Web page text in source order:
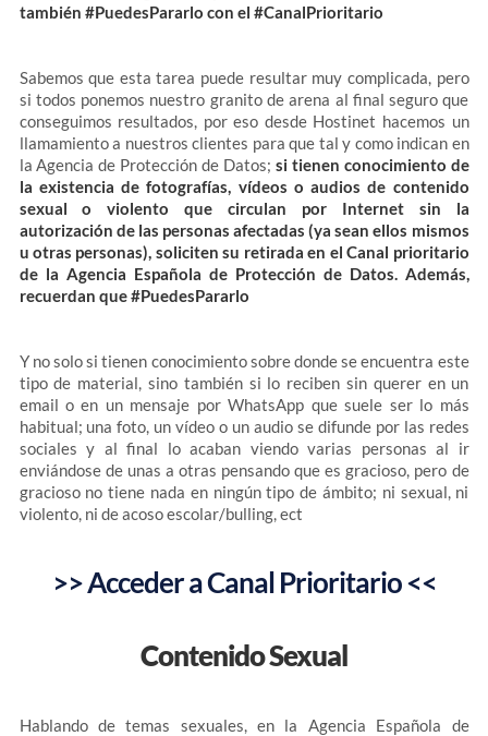
también #PuedesPararlo con el #CanalPrioritario
Sabemos que esta tarea puede resultar muy complicada, pero
si todos ponemos nuestro granito de arena al final seguro que
conseguimos resultados, por eso desde Hostinet hacemos un
llamamiento a nuestros clientes para que tal y como indican en
la Agencia de Protección de Datos; si tienen conocimiento de
la existencia de fotografías, vídeos o audios de contenido
sexual o violento que circulan por Internet sin la
autorización de las personas afectadas (ya sean ellos mismos
u otras personas), soliciten su retirada en el Canal prioritario
de la Agencia Española de Protección de Datos. Además,
recuerdan que #PuedesPararlo
Y no solo si tienen conocimiento sobre donde se encuentra este
tipo de material, sino también si lo reciben sin querer en un
email o en un mensaje por WhatsApp que suele ser lo más
habitual; una foto, un vídeo o un audio se difunde por las redes
sociales y al final lo acaban viendo varias personas al ir
enviándose de unas a otras pensando que es gracioso, pero de
gracioso no tiene nada en ningún tipo de ámbito; ni sexual, ni
violento, ni de acoso escolar/bulling, ect
>> Acceder a Canal Prioritario <<
Contenido Sexual
Hablando de temas sexuales, en la Agencia Española de